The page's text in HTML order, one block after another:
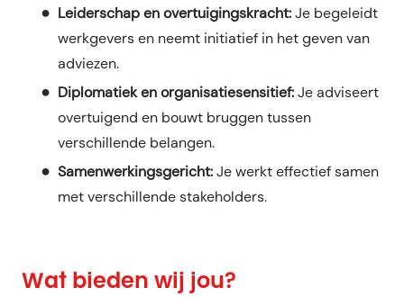
Leiderschap en overtuigingskracht:Je begeleidt
werkgevers en neemt initiatief in het geven van
adviezen.
Diplomatiek en organisatiesensitief:Je adviseert
overtuigend en bouwt bruggen tussen
verschillende belangen.
Samenwerkingsgericht:Je werkt effectief samen
met verschillende stakeholders.
Wat bieden wij jou?